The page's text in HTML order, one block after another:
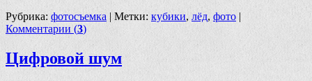
Рубрика: фотосъемка | Метки: кубики, лёд, фото |
Комментарии (3)
Цифровой шум